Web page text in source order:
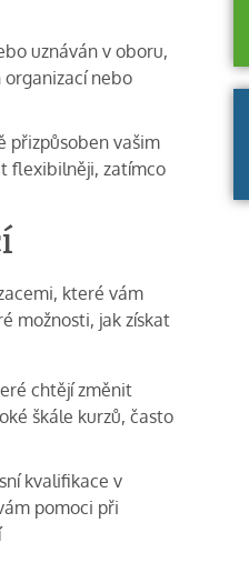
uznáván v oboru,
nebo
přizpůsoben vašim
flexibilněji, zatímco
které vám
možnosti, jak získat
chtějí změnit
škále kurzů, často
kvalifikace v
pomoci při